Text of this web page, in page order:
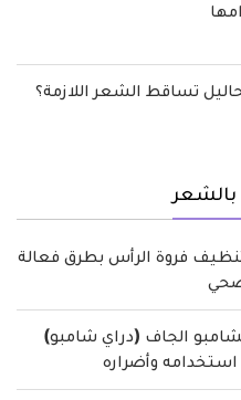
تساقط الشعر اللازمة؟
بالشعر
فروة الرأس بطرق فعالة
الجاف (دراي شامبو)
استخدامه وأضراره